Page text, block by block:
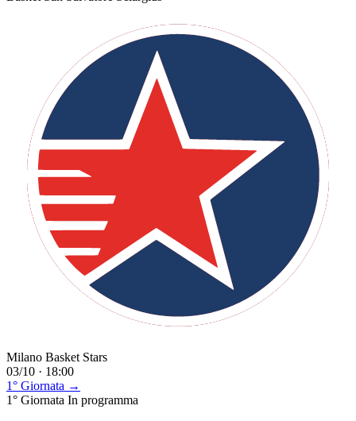
Milano Basket Stars
03/10 · 18:00
1° Giornata →
1° Giornata In programma